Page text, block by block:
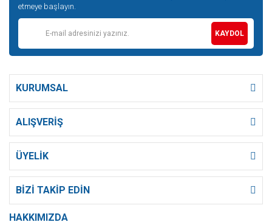
etmeye başlayın.
KAYDOL
KURUMSAL
ALIŞVERİŞ
ÜYELİK
BİZİ TAKİP EDİN
HAKKIMIZDA